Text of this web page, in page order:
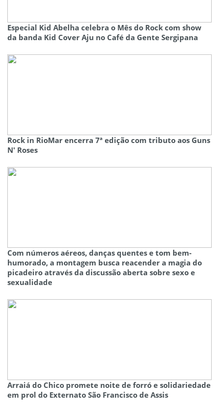
Especial Kid Abelha celebra o Mês do Rock com show
da banda Kid Cover Aju no Café da Gente Sergipana
Rock in RioMar encerra 7ª edição com tributo aos Guns
N' Roses
Com números aéreos, danças quentes e tom bem-
humorado, a montagem busca reacender a magia do
picadeiro através da discussão aberta sobre sexo e
sexualidade
Arraiá do Chico promete noite de forró e solidariedade
em prol do Externato São Francisco de Assis